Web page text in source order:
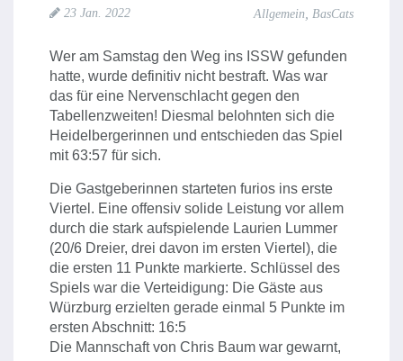
23 Jan. 2022 Allgemein BasCats
Wer am Samstag den Weg ins ISSW gefunden
hatte, wurde definitiv nicht bestraft. Was war
das für eine Nervenschlacht gegen den
Tabellenzweiten! Diesmal belohnten sich die
Heidelbergerinnen und entschieden das Spiel
mit 63:57 für sich.
Die Gastgeberinnen starteten furios ins erste
Viertel. Eine offensiv solide Leistung vor allem
durch die stark aufspielende Laurien Lummer
(20/6 Dreier, drei davon im ersten Viertel), die
die ersten 11 Punkte markierte. Schlüssel des
Spiels war die Verteidigung: Die Gäste aus
Würzburg erzielten gerade einmal 5 Punkte im
ersten Abschnitt: 16:5
Die Mannschaft von Chris Baum war gewarnt,